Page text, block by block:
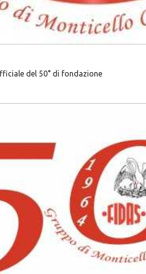
del 50° di fondazione